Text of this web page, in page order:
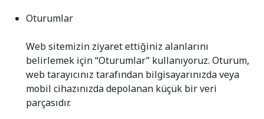
Oturumlar
Web sitemizin ziyaret ettiğiniz alanlarını
belirlemek için “Oturumlar” kullanıyoruz. Oturum,
web tarayıcınız tarafından bilgisayarınızda veya
mobil cihazınızda depolanan küçük bir veri
parçasıdır.